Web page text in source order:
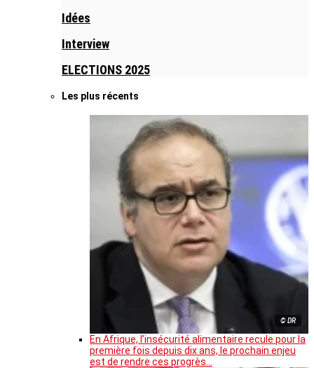
Idées
Interview
ELECTIONS 2025
Les plus récents
© DR
En Afrique, l’insécurité alimentaire recule pour la
première fois depuis dix ans, le prochain enjeu
est de rendre ces progrès…